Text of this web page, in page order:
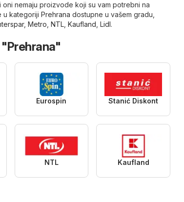
nemaju proizvode koji su vam potrebni na
u kategoriji Prehrana dostupne u vašem gradu,
, Metro NTL Kaufland Lidl.
Eurospin Stanić Diskont
NTL Kaufland